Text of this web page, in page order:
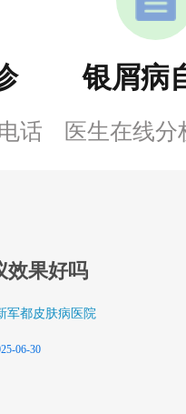
话
银屑病
医生在线分
效果好吗
军都皮肤病医院
06-30